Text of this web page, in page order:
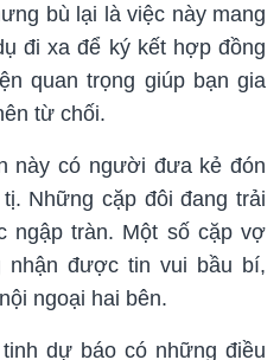
bù lại là việc này mang
đi xa để ký kết hợp đồng
quan trọng giúp bạn gia
từ chối.
này có người đưa kẻ đón
Những cặp đôi đang trải
ngập tràn. Một số cặp vợ
nhận được tin vui bầu bí,
ngoại hai bên.
dự báo có những điều